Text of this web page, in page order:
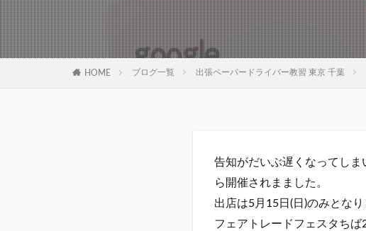
HOME ブログ一覧 出張ペーパードライバー教習 東京 千葉
告知がだいぶ遅くなってし
ら開催されまました。
出店は5月15日(日)のみとな
フェアトレードフェスタちば